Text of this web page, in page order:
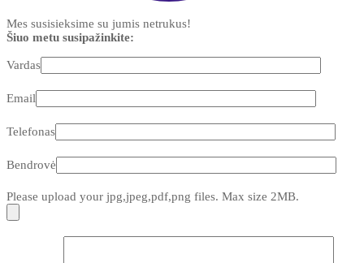
Mes susisieksime su jumis netrukus!
Šiuo metu susipažinkite:
Vardas
Email
Telefonas
Bendrovė
Please upload your jpg,jpeg,pdf,png files. Max size 2MB.